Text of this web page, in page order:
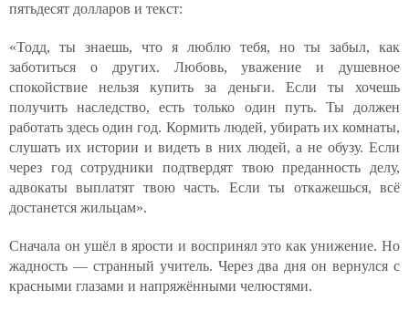
пятьдесят долларов и текст:
«Тодд, ты знаешь, что я люблю тебя, но ты забыл, как
заботиться о других. Любовь, уважение и душевное
спокойствие нельзя купить за деньги. Если ты хочешь
получить наследство, есть только один путь. Ты должен
работать здесь один год. Кормить людей, убирать их комнаты,
слушать их истории и видеть в них людей, а не обузу. Если
через год сотрудники подтвердят твою преданность делу,
адвокаты выплатят твою часть. Если ты откажешься, всё
достанется жильцам».
Сначала он ушёл в ярости и воспринял это как унижение. Но
жадность — странный учитель. Через два дня он вернулся с
красными глазами и напряжёнными челюстями.